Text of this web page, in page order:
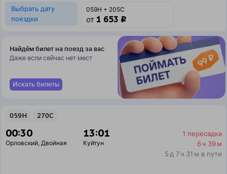
Выбрать дату
поездки
059Н + 205С
от 1 653 ₽
Найдём билет на поезд за вас
Даже если сейчас нет мест
Искать билеты
059Н 270С
00:30
Орловский, Двойная
13:01
Куйтун
1 пересадка
6 ч 39 м
5 д 7 ч 31 м в пути